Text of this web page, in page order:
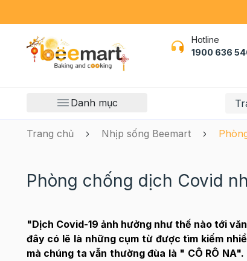
Hotline
1900 636
Danh mục
Trang chủ Nhịp sống Beemart
Phòng chống dịch Covid
"Dịch Covid-19 ảnh hưởng như thế nào tới
đây có lẽ là những cụm từ được tìm kiếm
mà chúng ta vẫn thường đùa là " CÔ RÔ